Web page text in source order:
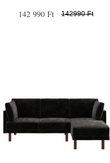
142 990 Ft 142990 Ft